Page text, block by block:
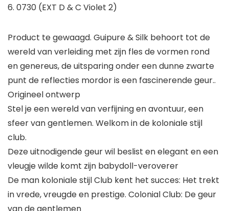
6. 0730 (EXT D & C Violet 2)
Product te gewaagd. Guipure & Silk behoort tot de
wereld van verleiding met zijn fles de vormen rond
en genereus, de uitsparing onder een dunne zwarte
punt de reflecties mordor is een fascinerende geur..
Origineel ontwerp
Stel je een wereld van verfijning en avontuur, een
sfeer van gentlemen. Welkom in de koloniale stijl
club.
Deze uitnodigende geur wil beslist en elegant en een
vleugje wilde komt zijn babydoll-veroverer
De man koloniale stijl Club kent het succes: Het trekt
in vrede, vreugde en prestige. Colonial Club: De geur